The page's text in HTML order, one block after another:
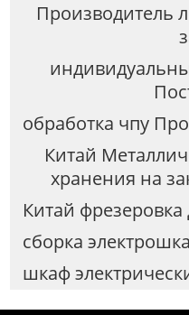
Производитель
обработка чпу
Китай
хранения на
Китай
сборка
шкаф